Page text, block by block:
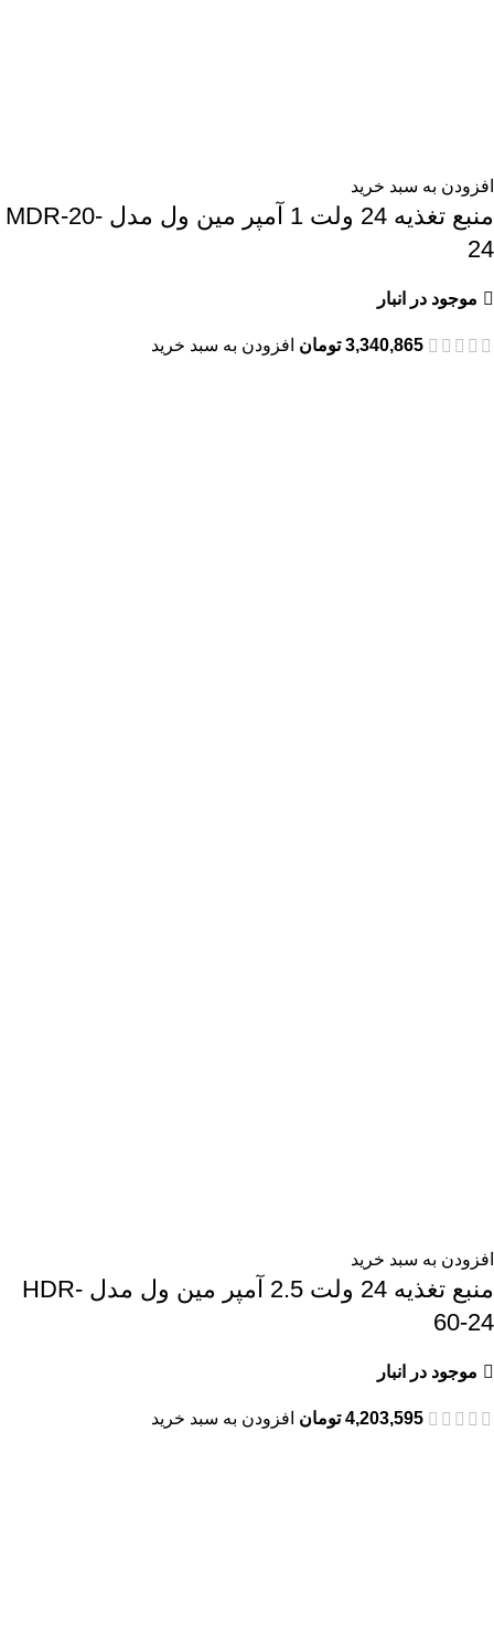
افزودن به سبد خرید
منبع تغذیه 24 ولت 1 آمپر مین ول مدل MDR-20-
24
موجود در انبار
3,340,865 تومان افزودن به سبد خرید
افزودن به سبد خرید
منبع تغذیه 24 ولت 2.5 آمپر مین ول مدل HDR-
60-24
موجود در انبار
4,203,595 تومان افزودن به سبد خرید